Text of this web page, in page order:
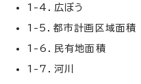
1-4．広ぼう
1-5．都市計画区域面積
1-6．民有地面積
1-7．河川